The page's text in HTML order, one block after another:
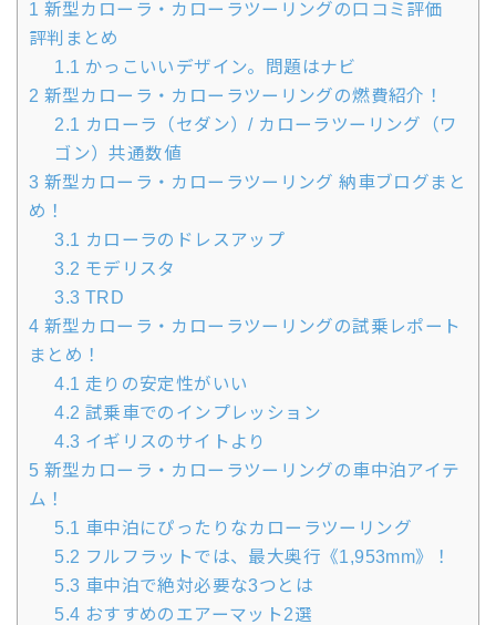
1 新型カローラ・カローラツーリングの口コミ評価
評判まとめ
1.1 かっこいいデザイン。問題はナビ
2 新型カローラ・カローラツーリングの燃費紹介！
2.1 カローラ（セダン）/ カローラツーリング（ワ
ゴン）共通数値
3 新型カローラ・カローラツーリング 納車ブログまと
め！
3.1 カローラのドレスアップ
3.2 モデリスタ
3.3 TRD
4 新型カローラ・カローラツーリングの試乗レポート
まとめ！
4.1 走りの安定性がいい
4.2 試乗車でのインプレッション
4.3 イギリスのサイトより
5 新型カローラ・カローラツーリングの車中泊アイテ
ム！
5.1 車中泊にぴったりなカローラツーリング
5.2 フルフラットでは、最大奥行《1,953mm》！
5.3 車中泊で絶対必要な3つとは
5.4 おすすめのエアーマット2選